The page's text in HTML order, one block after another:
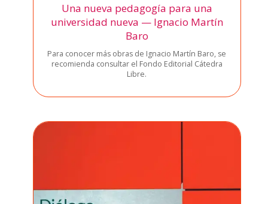
Una nueva pedagogía para una
universidad nueva — Ignacio Martín
Baro
Para cono­cer más obras de Igna­cio Mar­tín Baro, se
reco­mien­da con­sul­tar el Fon­do Edi­to­rial Cáte­dra
Libre.